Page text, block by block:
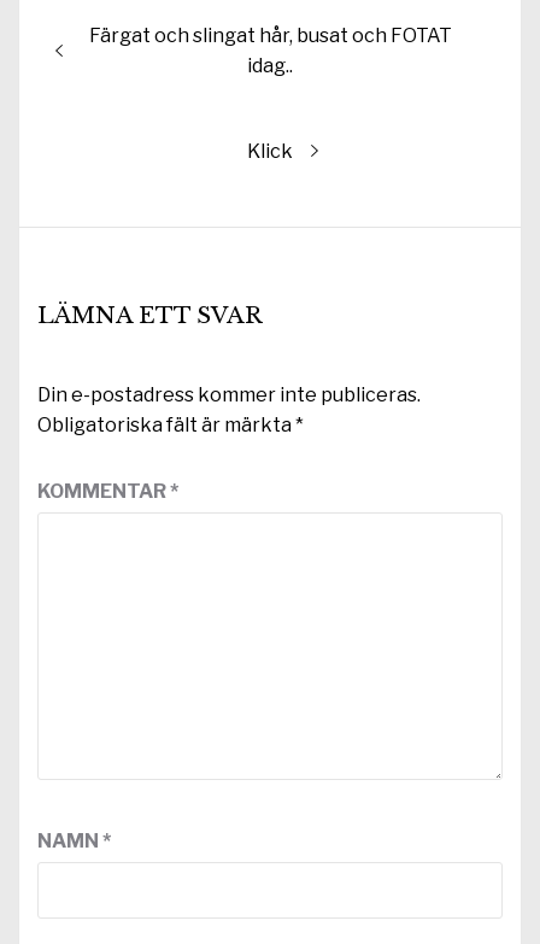
Inläggsnavigering
Föregående
Färgat och slingat hår, busat och FOTAT
idag..
Nästa
Klick
LÄMNA ETT SVAR
Din e-postadress kommer inte publiceras.
Obligatoriska fält är märkta*
KOMMENTAR*
NAMN *